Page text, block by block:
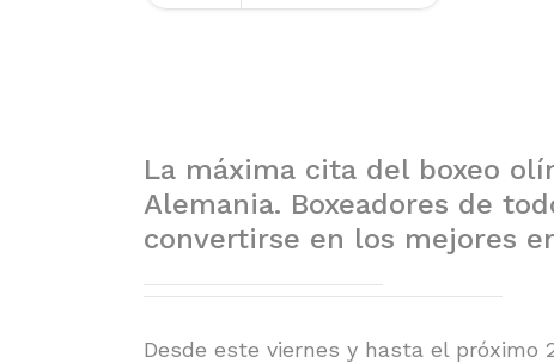
La máxima cita del boxeo
Alemania. Boxeadores de
convertirse en los mejores
Desde este viernes y hasta el próximo